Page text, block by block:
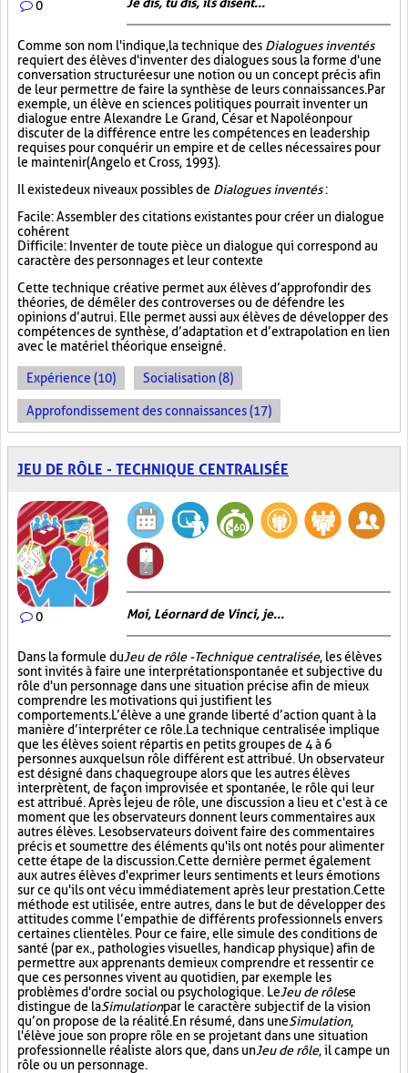
0
Comme son nom l'indique, la technique des Dialogues inventés
requiert des élèves d'inventer des dialogues sous la forme d'une
conversation structurée sur une notion ou un concept précis afin
de leur permettre de faire la synthèse de leurs connaissances. Par
exemple, un élève en sciences politiques pourrait inventer un
dialogue entre Alexandre Le Grand, César et Napoléon pour
discuter de la différence entre les compétences en leadership
requises pour conquérir un empire et de celles nécessaires pour
le maintenir (Angelo et Cross, 1993).
Il existe deux niveaux possibles de Dialogues inventés:
Facile : Assembler des citations existantes pour créer un dialogue
cohérent
Difficile : Inventer de toute pièce un dialogue qui correspond au
caractère des personnages et leur contexte
Cette technique créative permet aux élèves d’approfondir des
théories, de démêler des controverses ou de défendre les
opinions d’autrui. Elle permet aussi aux élèves de développer des
compétences de synthèse, d’adaptation et d’extrapolation en lien
avec le matériel théorique enseigné.
Expérience (10) Socialisation (8)
Approfondissement des connaissances (17)
JEU DE RÔLE - TECHNIQUE CENTRALISÉE
0 Moi, Léornard de Vinci, je...
Dans la formule duJeu de rôle - Technique centralisée, les élèves
sont invités à faire une interprétation spontanée et subjective du
rôle d'un personnage dans une situation précise afin de mieux
comprendre les motivations qui justifient les
comportements. L’élève a une grande liberté d’action quant à la
manière d’interpréter ce rôle. La technique centralisée implique
que les élèves soient répartis en petits groupes de 4 à 6
personnes auxquels un rôle différent est attribué. Un observateur
est désigné dans chaque groupe alors que les autres élèves
interprètent, de façon improvisée et spontanée, le rôle qui leur
est attribué. Après le jeu de rôle, une discussion a lieu et c'est à ce
moment que les observateurs donnent leurs commentaires aux
autres élèves. Les observateurs doivent faire des commentaires
précis et soumettre des éléments qu'ils ont notés pour alimenter
cette étape de la discussion. Cette dernière permet également
aux autres élèves d'exprimer leurs sentiments et leurs émotions
sur ce qu'ils ont vécu immédiatement après leur prestation. Cette
méthode est utilisée, entre autres, dans le but de développer des
attitudes comme l’empathie de différents professionnels envers
certaines clientèles. Pour ce faire, elle simule des conditions de
santé (par ex., pathologies visuelles, handicap physique) afin de
permettre aux apprenants de mieux comprendre et ressentir ce
que ces personnes vivent au quotidien, par exemple les
problèmes d'ordre social ou psychologique. LeJeu de rôlese
distingue de laSimulationpar le caractère subjectif de la vision
qu’on propose de la réalité. En résumé, dans uneSimulation,
l'élève joue son propre rôle en se projetant dans une situation
professionnelle réaliste alors que, dans unJeu de rôle, il campe un
rôle ou un personnage.